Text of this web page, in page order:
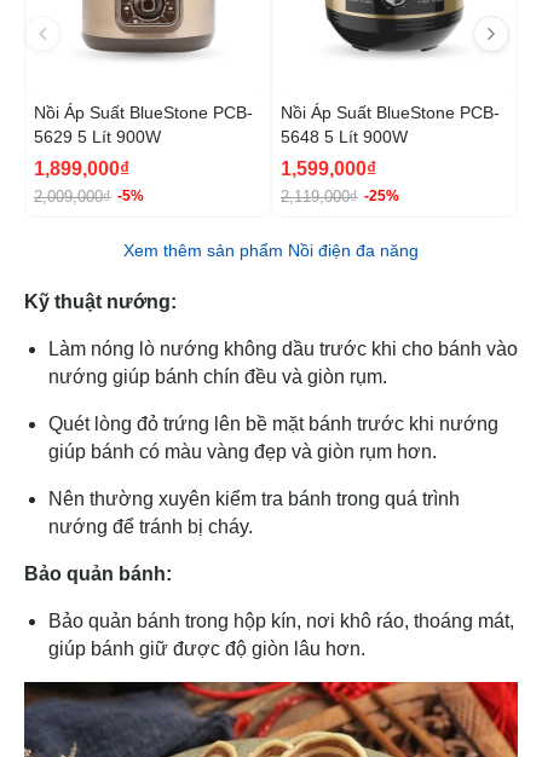
Nồi Áp Suất BlueStone PCB-
5629 5 Lít 900W
1,899,000₫
2,009,000₫ -5%
Nồi Áp Suất BlueStone PCB-
5648 5 Lít 900W
1,599,000₫
2,119,000₫ -25%
Xem thêm sản phẩm Nồi điện đa năng
Kỹ thuật nướng:
Làm nóng lò nướng không dầu trước khi cho bánh vào
nướng giúp bánh chín đều và giòn rụm.
Quét lòng đỏ trứng lên bề mặt bánh trước khi nướng
giúp bánh có màu vàng đẹp và giòn rụm hơn.
Nên thường xuyên kiểm tra bánh trong quá trình
nướng để tránh bị cháy.
Bảo quản bánh:
Bảo quản bánh trong hộp kín, nơi khô ráo, thoáng mát,
giúp bánh giữ được độ giòn lâu hơn.